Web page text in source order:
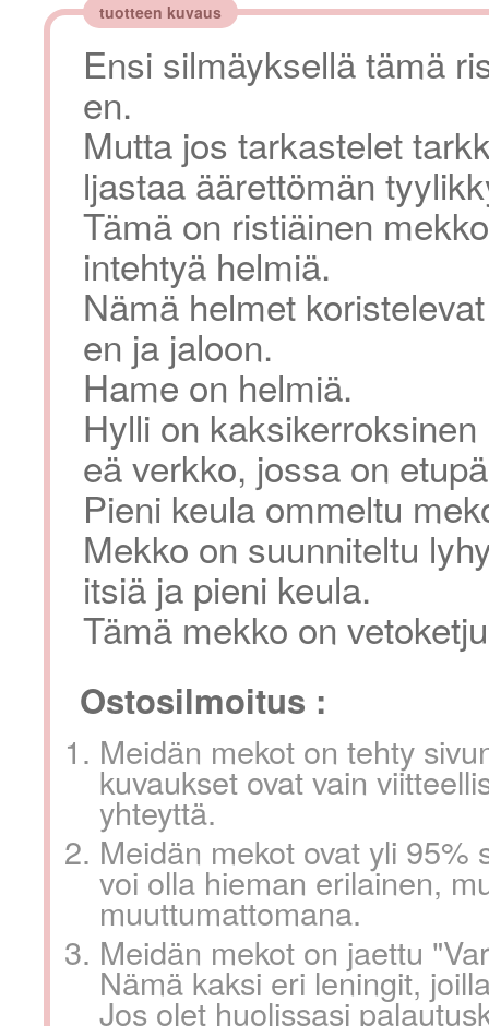
tuotteen kuvaus
Ensi silmäyksellä tämä
en.
Mutta jos tarkastelet
ljastaa äärettömän
Tämä on ristiäinen
intehtyä helmiä.
Nämä helmet
en ja jaloon.
Hame on helmiä.
Hylli on
eä verkko, jossa on
Pieni keula ommeltu
Mekko on suunniteltu
itsiä ja pieni keula.
Tämä mekko on
Ostosilmoitus :
Meidän mekot on tehty
kuvaukset ovat vain
yhteyttä.
Meidän mekot ovat yli 95%
voi olla hieman erilainen,
muuttumattomana.
Meidän mekot on jaettu
Nämä kaksi eri leningit,
Jos olet huolissasi